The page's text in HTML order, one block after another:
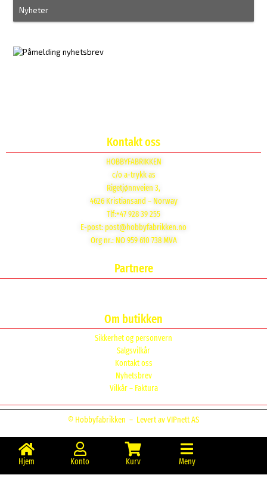
Nyheter
Kontakt oss
HOBBYFABRIKKEN
c/o a-trykk as
Rigetjønnveien 3,
4626 Kristiansand – Norway
Tlf:+47 928 39 255
E-post: post@hobbyfabrikken.no
Org nr.: NO 959 610 738 MVA
Partnere
Om butikken
Sikkerhet og personvern
Salgsvilkår
Kontakt oss
Nyhetsbrev
Vilkår – Faktura
© Hobbyfabrikken – Levert av VIPnett AS
Hjem Konto Kurv Meny